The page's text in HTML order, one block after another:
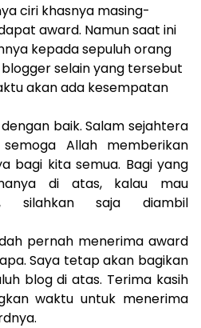
ciri khasnya masing-
award. Namun saat ini
kepada sepuluh orang
selain yang tersebut
akan ada kesempatan
baik. Salam sejahtera
Allah memberikan
bagi kita semua. Bagi yang
di atas, kalau mau
silahkan saja diambil
pernah menerima award
Saya tetap akan bagikan
blog di atas. Terima kasih
waktuuntuk menerima